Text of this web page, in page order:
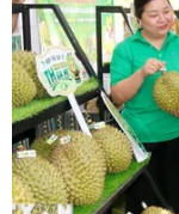
dựng nhờ
13/04/2018 11:54
Ngoại trưởng
bằng chứng
sử dụng vũ khí
sự trợ giúp của